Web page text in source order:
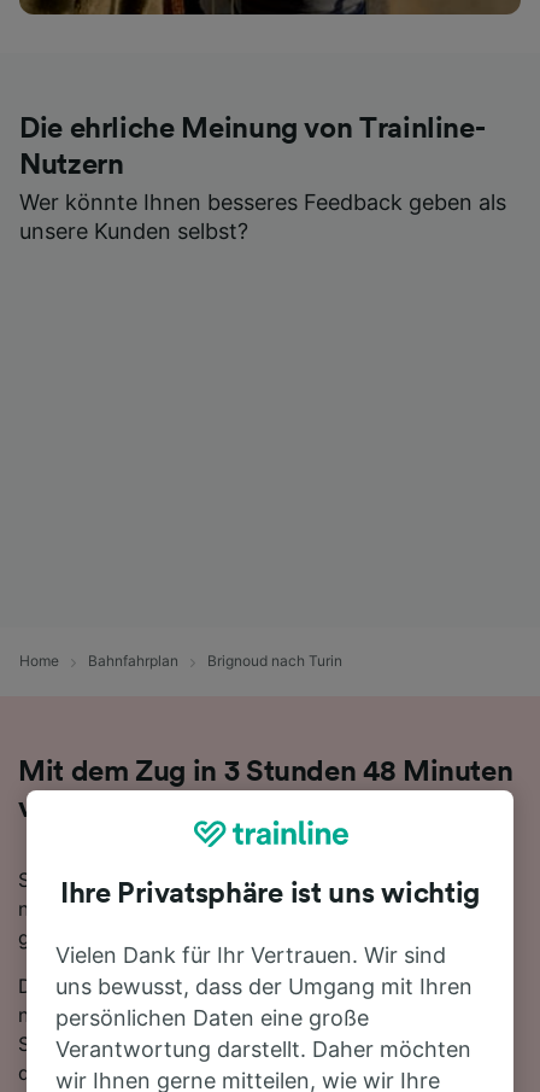
Die ehrliche Meinung von Trainline-
Nutzern
Wer könnte Ihnen besseres Feedback geben als
unsere Kunden selbst?
Home Bahnfahrplan Brignoud nach Turin
Mit dem Zug in 3 Stunden 48 Minuten
von Brignoud nach Turin
Sie denken darüber nach, für Ihre Reise von Brignoud
nach Turin den Zug zu nehmen? Bei uns sind Sie
goldrichtig!
Die schnellste Fahrtzeit, um die 142 km von Brignoud
nach Turin mit dem Zug zurückzulegen beträgt 3
Stunden 48 Minuten, wobei ca. 7 Züge am Tag auf
dieser Route verkehren. Da es zwischen Brignoud und
Ihre Privatsphäre ist uns wichtig
Vielen Dank für Ihr Vertrauen. Wir sind
uns bewusst, dass der Umgang mit Ihren
persönlichen Daten eine große
Verantwortung darstellt. Daher möchten
wir Ihnen gerne mitteilen, wie wir Ihre